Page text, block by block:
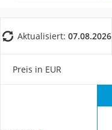
Aktualisiert: 07.08.2026
Preis in EUR